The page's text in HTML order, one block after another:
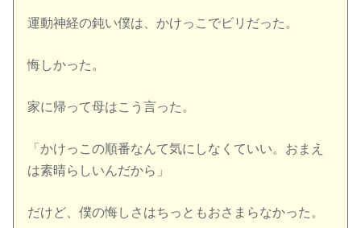
運動神経の鈍い僕は、かけっこでビリだった。
悔しかった。
家に帰って母はこう言った。
「かけっこの順番なんて気にしなくていい。おまえ
は素晴らしいんだから」
だけど、僕の悔しさはちっともおさまらなかった。